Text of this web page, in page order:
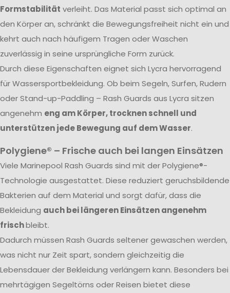
Formstabilität verleiht. Das Material passt sich optimal an
den Körper an, schränkt die Bewegungsfreiheit nicht ein und
kehrt auch nach häufigem Tragen oder Waschen
zuverlässig in seine ursprüngliche Form zurück.
Durch diese Eigenschaften eignet sich Lycra hervorragend
für Wassersportbekleidung. Ob beim Segeln, Surfen, Rudern
oder Stand-up-Paddling – Rash Guards aus Lycra sitzen
angenehm eng am Körper, trocknen schnell und
unterstützen jede Bewegung auf dem Wasser.
Polygiene® – Frische auch bei langen Einsätzen
Viele Marinepool Rash Guards sind mit der Polygiene®-
Technologie ausgestattet. Diese reduziert geruchsbildende
Bakterien auf dem Material und sorgt dafür, dass die
Bekleidung auch bei längeren Einsätzen angenehm
frischbleibt.
Dadurch müssen Rash Guards seltener gewaschen werden,
was nicht nur Zeit spart, sondern gleichzeitig die
Lebensdauer der Bekleidung verlängern kann. Besonders bei
mehrtägigen Segeltörns oder Reisen bietet diese